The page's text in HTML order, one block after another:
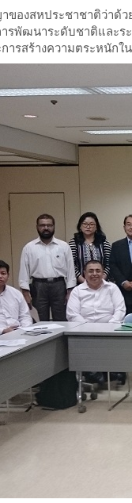
ของสหประชาชาติว่าด้
รพัฒนาระดับชาติและ
ารสร้างความตระหนักใ